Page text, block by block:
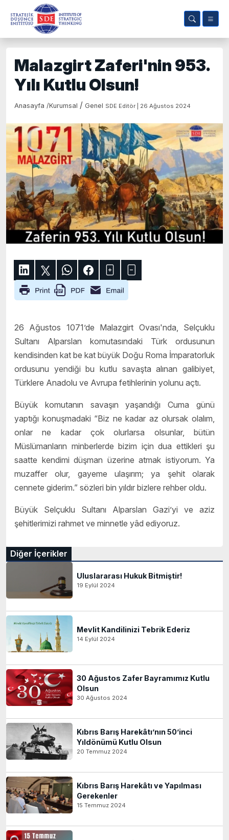
Malazgirt Zaferi'nin 953.
Yılı Kutlu Olsun!
Anasayfa /Kurumsal / Genel SDE Editör | 26 Ağustos 2024
26 Ağustos 1071’de Malazgirt Ovası'nda, Selçuklu
Sultanı Alparslan komutasındaki Türk ordusunun
kendisinden kat be kat büyük Doğu Roma İmparatorluk
ordusunu yendiği bu kutlu savaşta alınan galibiyet,
Türklere Anadolu ve Avrupa fetihlerinin yolunu açtı.
Büyük komutanın savaşın yaşandığı Cuma günü
yaptığı konuşmadaki “Biz ne kadar az olursak olalım,
onlar ne kadar çok olurlarsa olsunlar, bütün
Müslümanların minberlerde bizim için dua ettikleri şu
saatte kendimi düşman üzerine atmak istiyorum. Ya
muzaffer olur, gayeme ulaşırım; ya şehit olarak
cennete giderim.” sözleri bin yıldır bizlere rehber oldu.
Büyük Selçuklu Sultanı Alparslan Gazi’yi ve aziz
şehitlerimizi rahmet ve minnetle yâd ediyoruz.
Diğer İçerikler
Uluslararası Hukuk Bitmiştir!
19 Eylül 2024
Mevlit Kandilinizi Tebrik Ederiz
14 Eylül 2024
30 Ağustos Zafer Bayramımız Kutlu
Olsun
30 Ağustos 2024
Kıbrıs Barış Harekâtı’nın 50’inci
Yıldönümü Kutlu Olsun
20 Temmuz 2024
Kıbrıs Barış Harekâtı ve Yapılması
Gerekenler
15 Temmuz 2024